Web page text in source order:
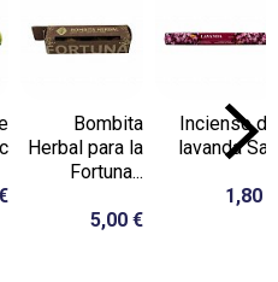
Bombita
Herbal para la
Fortuna...
5,00 €
Incienso de
lavanda Sac
1,80 €